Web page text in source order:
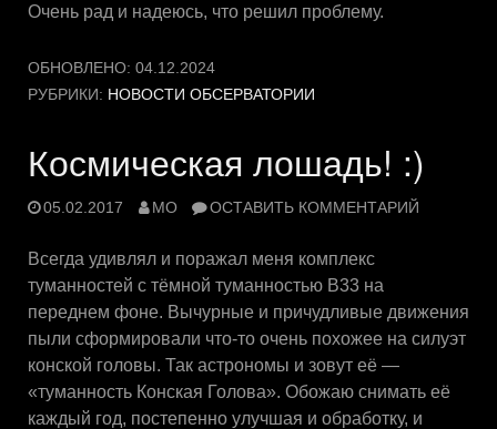
Очень рад и надеюсь, что решил проблему.
ОБНОВЛЕНО: 04.12.2024
РУБРИКИ: НОВОСТИ ОБСЕРВАТОРИИ
Космическая лошадь! :)
05.02.2017 MO ОСТАВИТЬ КОММЕНТАРИЙ
Всегда удивлял и поражал меня комплекс
туманностей с тёмной туманностью B33 на
переднем фоне. Вычурные и причудливые движения
пыли сформировали что-то очень похожее на силуэт
конской головы. Так астрономы и зовут её —
«туманность Конская Голова». Обожаю снимать её
каждый год, постепенно улучшая и обработку, и